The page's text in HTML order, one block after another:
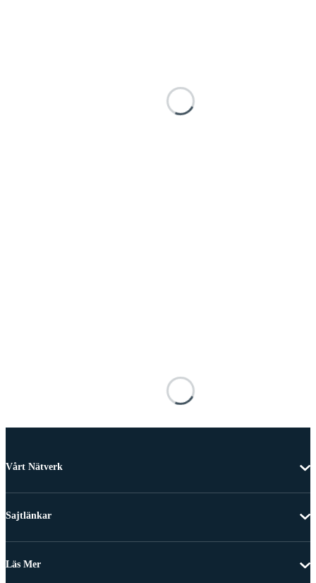
Vårt Nätverk
Sajtlänkar
Läs Mer